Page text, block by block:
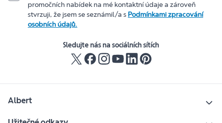
promočních nabídek na mé kontaktní údaje a zároveň
stvrzuji, že jsem se seznámil/a s Podmínkami zpracování
osobních údajů.
Sledujte nás na sociálních sítích
Albert